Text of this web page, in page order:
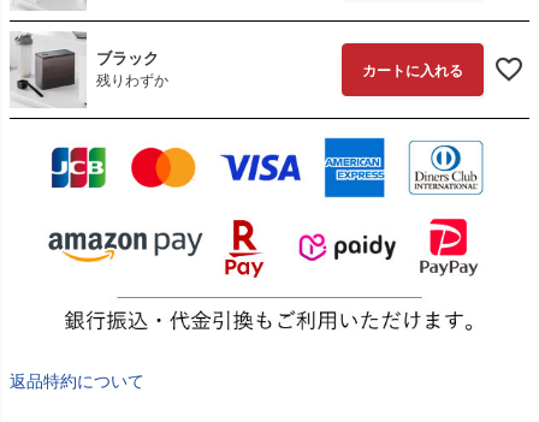
ブラック
残りわずか
カートに入れる
返品特約について